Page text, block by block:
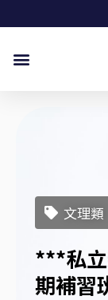
文理類
***私
期補習